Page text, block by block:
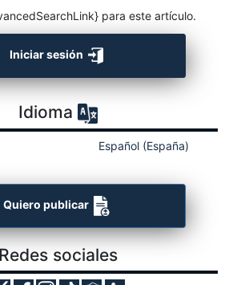
para este artículo.
Iniciar sesión
Idioma
Español (España)
Quiero publicar
Redes sociales